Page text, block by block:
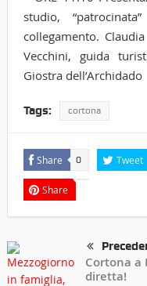
studio,
collegamento.
Vecchini, guida
Giostra dell’Archidado
Tags: cortona
Share 0 Tweet
Share
Cortona a
diretta!